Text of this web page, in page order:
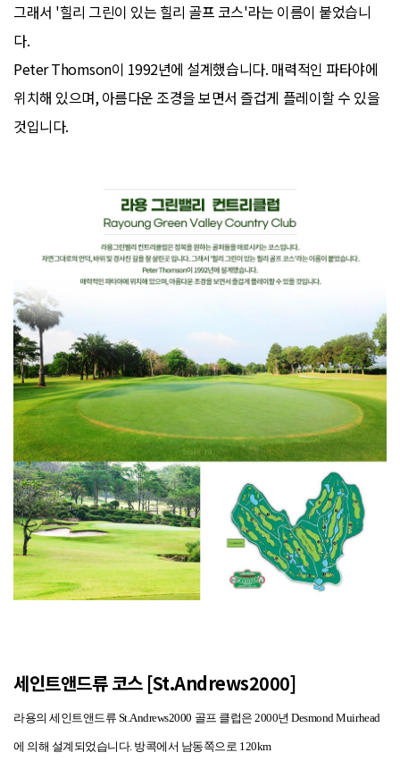
그래서 '힐리 그린이 있는 힐리 골프 코스'라는 이름이 붙었습니
다.
Peter Thomson이 1992년에 설계했습니다. 매력적인 파타야에
위치해 있으며, 아름다운 조경을 보면서 즐겁게 플레이할 수 있을
것입니다.
세인트앤드류 코스 [St.Andrews2000]
라용의 세인트앤드류 St.Andrews2000 골프 클럽은 2000년 Desmond Muirhead
에 의해 설계되었습니다. 방콕에서 남동쪽으로 120km